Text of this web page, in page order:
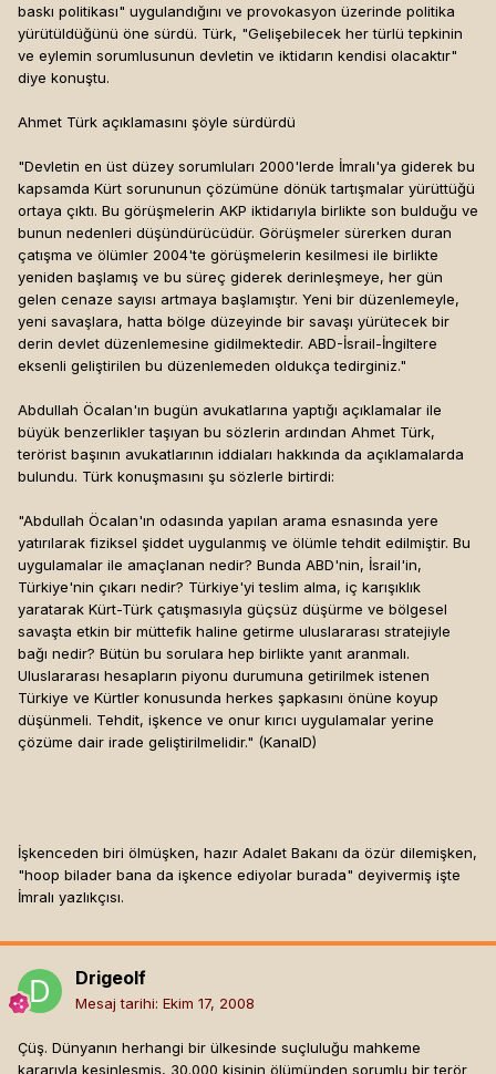
baskı politikası" uygulandığını ve provokasyon üzerinde politika
yürütüldüğünü öne sürdü. Türk, "Gelişebilecek her türlü tepkinin
ve eylemin sorumlusunun devletin ve iktidarın kendisi olacaktır"
diye konuştu.
Ahmet Türk açıklamasını şöyle sürdürdü
"Devletin en üst düzey sorumluları 2000'lerde İmralı'ya giderek bu
kapsamda Kürt sorununun çözümüne dönük tartışmalar yürüttüğü
ortaya çıktı. Bu görüşmelerin AKP iktidarıyla birlikte son bulduğu ve
bunun nedenleri düşündürücüdür. Görüşmeler sürerken duran
çatışma ve ölümler 2004'te görüşmelerin kesilmesi ile birlikte
yeniden başlamış ve bu süreç giderek derinleşmeye, her gün
gelen cenaze sayısı artmaya başlamıştır. Yeni bir düzenlemeyle,
yeni savaşlara, hatta bölge düzeyinde bir savaşı yürütecek bir
derin devlet düzenlemesine gidilmektedir. ABD-İsrail-İngiltere
eksenli geliştirilen bu düzenlemeden oldukça tedirginiz."
Abdullah Öcalan'ın bugün avukatlarına yaptığı açıklamalar ile
büyük benzerlikler taşıyan bu sözlerin ardından Ahmet Türk,
terörist başının avukatlarının iddiaları hakkında da açıklamalarda
bulundu. Türk konuşmasını şu sözlerle birtirdi:
"Abdullah Öcalan'ın odasında yapılan arama esnasında yere
yatırılarak fiziksel şiddet uygulanmış ve ölümle tehdit edilmiştir. Bu
uygulamalar ile amaçlanan nedir? Bunda ABD'nin, İsrail'in,
Türkiye'nin çıkarı nedir? Türkiye'yi teslim alma, iç karışıklık
yaratarak Kürt-Türk çatışmasıyla güçsüz düşürme ve bölgesel
savaşta etkin bir müttefik haline getirme uluslararası stratejiyle
bağı nedir? Bütün bu sorulara hep birlikte yanıt aranmalı.
Uluslararası hesapların piyonu durumuna getirilmek istenen
Türkiye ve Kürtler konusunda herkes şapkasını önüne koyup
düşünmeli. Tehdit, işkence ve onur kırıcı uygulamalar yerine
çözüme dair irade geliştirilmelidir." (KanalD)
İşkenceden biri ölmüşken, hazır Adalet Bakanı da özür dilemişken,
"hoop bilader bana da işkence ediyolar burada" deyivermiş işte
İmralı yazlıkçısı.
Drigeolf
Mesaj tarihi: Ekim 17, 2008
Çüş. Dünyanın herhangi bir ülkesinde suçluluğu mahkeme
kararıyla kesinleşmiş, 30.000 kişinin ölümünden sorumlu bir terör